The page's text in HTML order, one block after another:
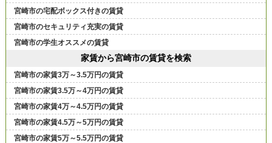
宮崎市の宅配ボックス付きの賃貸
宮崎市のセキュリティ充実の賃貸
宮崎市の学生オススメの賃貸
家賃から宮崎市の賃貸を検索
宮崎市の家賃3万～3.5万円の賃貸
宮崎市の家賃3.5万～4万円の賃貸
宮崎市の家賃4万～4.5万円の賃貸
宮崎市の家賃4.5万～5万円の賃貸
宮崎市の家賃5万～5.5万円の賃貸